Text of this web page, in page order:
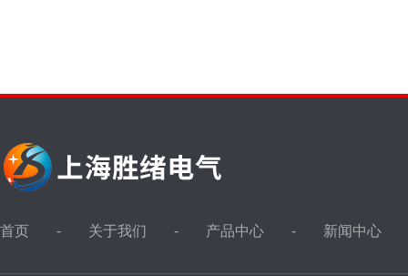
首页 关于我们 产品中心 新闻中心